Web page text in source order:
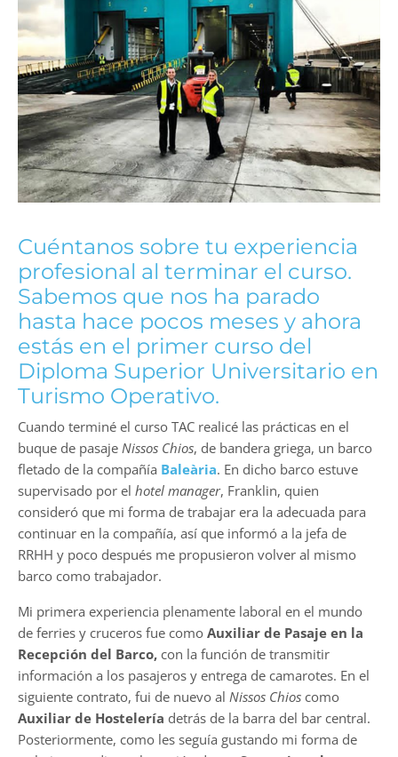
Cuéntanos sobre tu experiencia
profesional al terminar el curso.
Sabemos que nos ha parado
hasta hace pocos meses y ahora
estás en el primer curso del
Diploma Superior Universitario en
Turismo Operativo.
Cuando terminé el curso TAC realicé las prácticas en el
buque de pasaje Nissos Chios, de bandera griega, un barco
fletado de la compañía Baleària. En dicho barco estuve
supervisado por el hotel manager, Franklin, quien
consideró que mi forma de trabajar era la adecuada para
continuar en la compañía, así que informó a la jefa de
RRHH y poco después me propusieron volver al mismo
barco como trabajador.
Mi primera experiencia plenamente laboral en el mundo
de ferries y cruceros fue como Auxiliar de Pasaje en la
Recepción del Barco, con la función de transmitir
información a los pasajeros y entrega de camarotes. En el
siguiente contrato, fui de nuevo al Nissos Chios como
Auxiliar de Hostelería detrás de la barra del bar central.
Posteriormente, como les seguía gustando mi forma de